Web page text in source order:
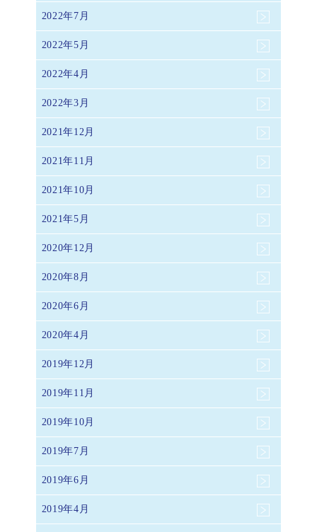
2022年7月
2022年5月
2022年4月
2022年3月
2021年12月
2021年11月
2021年10月
2021年5月
2020年12月
2020年8月
2020年6月
2020年4月
2019年12月
2019年11月
2019年10月
2019年7月
2019年6月
2019年4月